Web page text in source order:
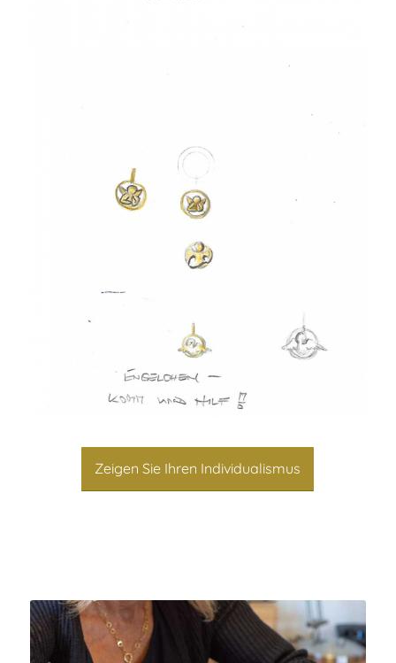
Zeigen Sie Ihren Individualismus